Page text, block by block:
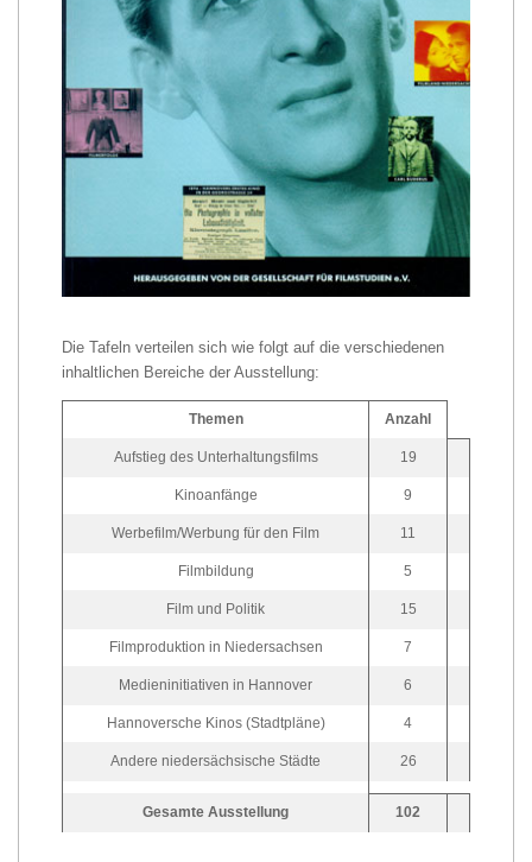
Die Tafeln verteilen sich wie folgt auf die verschiedenen
inhaltlichen Bereiche der Ausstellung:
Themen Anzahl
Aufstieg des Unterhaltungsfilms 19
Kinoanfänge 9
Werbefilm/Werbung für den Film 11
Filmbildung 5
Film und Politik 15
Filmproduktion in Niedersachsen 7
Medieninitiativen in Hannover 6
Hannoversche Kinos (Stadtpläne) 4
Andere niedersächsische Städte 26
Gesamte Ausstellung 102